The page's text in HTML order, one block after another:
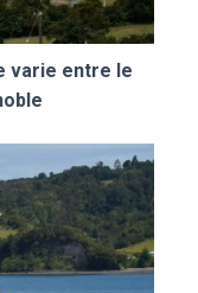
varie entre le